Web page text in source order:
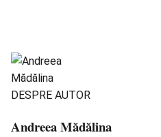
DESPRE AUTOR
Andreea Mădălina